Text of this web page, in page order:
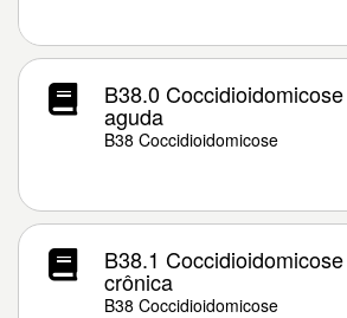
B38.0
aguda
B38 Coccidioidomicose
B38.1
crônica
B38 Coccidioidomicose